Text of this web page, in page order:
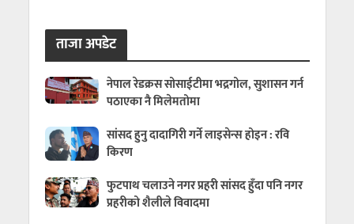
ताजा अपडेट
नेपाल रेडक्रस सोसाईटीमा भद्रगोल, सुशासन गर्न
पठाएका नै मिलेमतोमा
सांसद हुनु दादागिरी गर्ने लाइसेन्स होइन : रवि
किरण
फुटपाथ चलाउने नगर प्रहरी सांसद हुँदा पनि नगर
प्रहरीको शैलीले विवादमा